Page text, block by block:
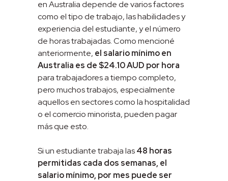
en Australia depende de varios factores
como el tipo de trabajo, las habilidades y
experiencia del estudiante, y el número
de horas trabajadas. Como mencioné
anteriormente, el salario mínimo en
Australia es de $24.10 AUD por hora
para trabajadores a tiempo completo,
pero muchos trabajos, especialmente
aquellos en sectores como la hospitalidad
o el comercio minorista, pueden pagar
más que esto.
Si un estudiante trabaja las48 horas
permitidas cada dos semanas, el
salario mínimo, por mes puede ser